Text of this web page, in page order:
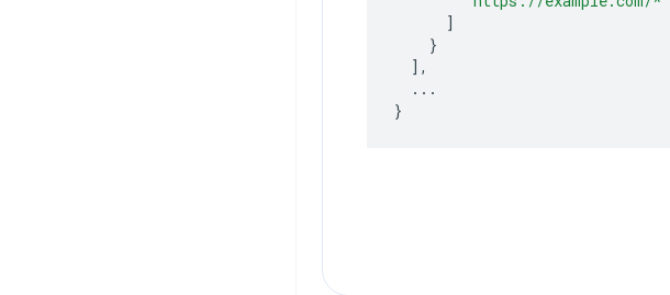
]
}
],
...
}